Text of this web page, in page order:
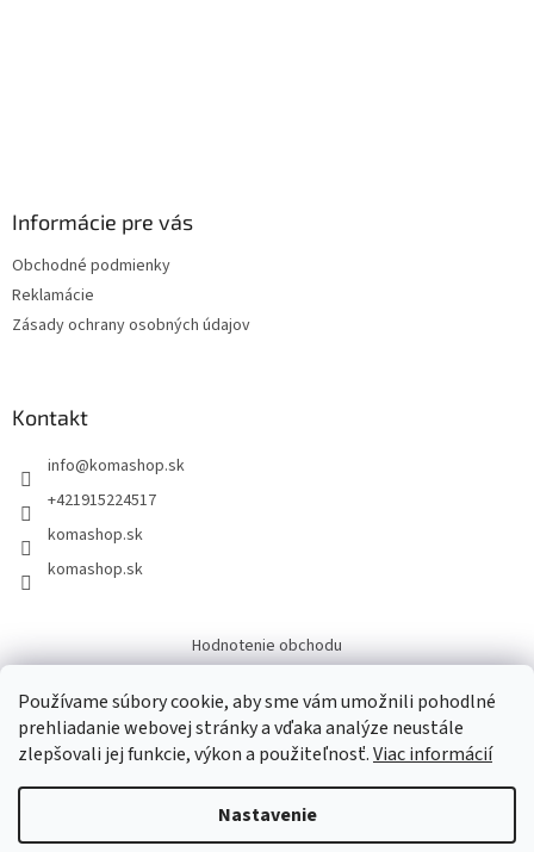
Používame súbory cookie, aby sme vám umožnili pohodlné
prehliadanie webovej stránky a vďaka analýze neustále
zlepšovali jej funkcie, výkon a použiteľnosť.Viac informácií
Nastavenie
Informácie pre vás
Obchodné podmienky
Reklamácie
Zásady ochrany osobných údajov
Kontakt
info@komashop.sk
+421915224517
komashop.sk
komashop.sk
Hodnotenie obchodu
Overene